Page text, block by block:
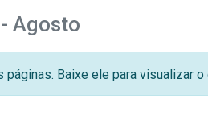
Agosto
Baixe ele para visualizar